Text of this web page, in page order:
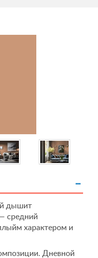
дышит
средний
характером и
Дневной